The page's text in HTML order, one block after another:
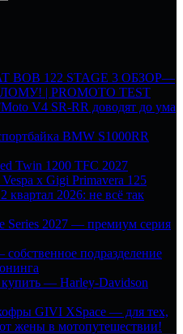
BOB 122 STAGE 3 ОБЗОР—
| PROMOTO TEST
V4 SR-RR доводят до ума
BMW S1000RR
Twin 1200 TFC 2027
x Gigi Primavera 125
квартал 2026: не всё так
Series 2027 — премиум серия
подразделение
купить — Harley-Davidson
GIVI XSpace — для тех,
жены в мотопутешествии!